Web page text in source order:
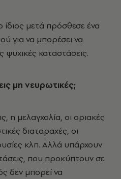
ίδιος μετά πρόσθεσε ένα
για να μπορέσει να
ψυχικές καταστάσεις.
μη νευρωτικές;
η μελαγχολία, οι οριακές
διαταραχές, οι
κλπ. Αλλά υπάρχουν
που προκύπτουν σε
δεν μπορεί να